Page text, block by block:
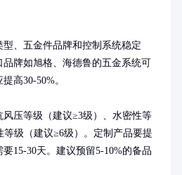
、五金件品牌和控制系统稳定
牌如旭格、海德鲁的五金系统可
高30-50%。
压等级（建议≥3级）、水密性等
级（建议≥6级）。定制产品要提
15-30天。建议预留5-10%的备品